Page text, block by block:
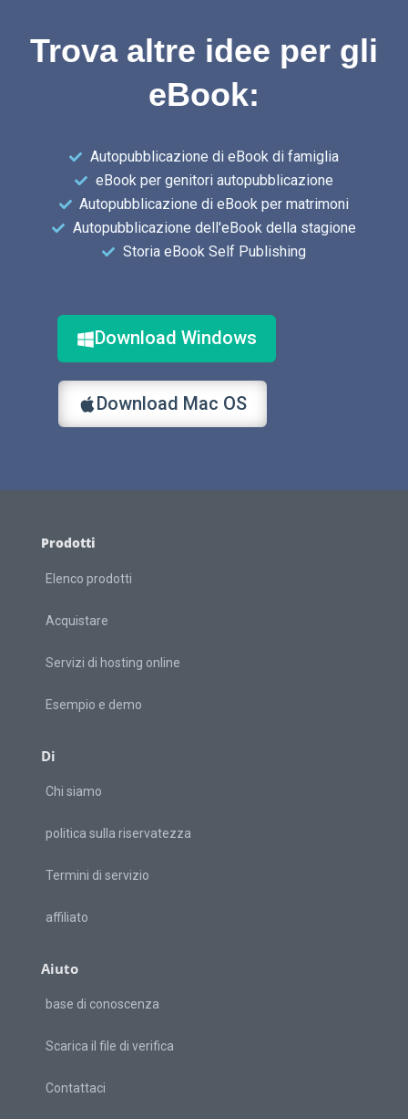
Trova altre idee per gli
eBook:
Autopubblicazione di eBook di famiglia
eBook per genitori autopubblicazione
Autopubblicazione di eBook per matrimoni
Autopubblicazione dell'eBook della stagione
Storia eBook Self Publishing
Download Windows
Download Mac OS
Prodotti
Elenco prodotti
Acquistare
Servizi di hosting online
Esempio e demo
Di
Chi siamo
politica sulla riservatezza
Termini di servizio
affiliato
Aiuto
base di conoscenza
Scarica il file di verifica
Contattaci